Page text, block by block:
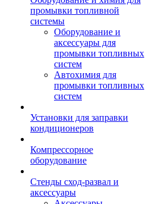
промывки топливной
системы
Оборудование и
аксессуары для
промывки топливных
систем
Автохимия для
промывки топливных
систем
Установки для заправки
кондиционеров
Компрессорное
оборудование
Стенды сход-развал и
аксессуары